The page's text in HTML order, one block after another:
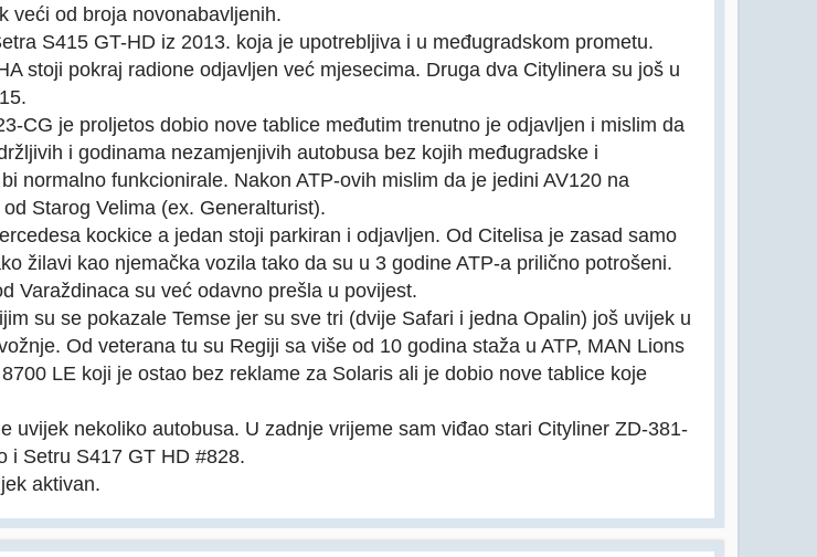
veći od broja novonabavljenih.
S415 GT-HD iz 2013. koja je upotrebljiva i u međugradskom prometu.
stoji pokraj radione odjavljen već mjesecima. Druga dva Citylinera su još u
CG je proljetos dobio nove tablice međutim trenutno je odjavljen i mislim da
i godinama nezamjenjivih autobusa bez kojih međugradske i
normalno funkcionirale. Nakon ATP-ovih mislim da je jedini AV120 na
Starog Velima (ex. Generalturist).
kockice a jedan stoji parkiran i odjavljen. Od Citelisa je zasad samo
žilavi kao njemačka vozila tako da su u 3 godine ATP-a prilično potrošeni.
Varaždinaca su već odavno prešla u povijest.
su se pokazale Temse jer su sve tri (dvije Safari i jedna Opalin) još uvijek u
Od veterana tu su Regiji sa više od 10 godina staža u ATP, MAN Lions
LE koji je ostao bez reklame za Solaris ali je dobio nove tablice koje
uvijek nekoliko autobusa. U zadnje vrijeme sam viđao stari Cityliner ZD-381-
i Setru S417 GT HD #828.
aktivan.